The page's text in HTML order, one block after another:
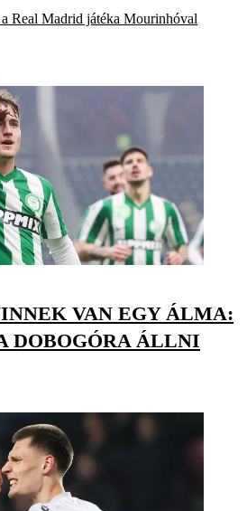
Real Madrid játéka Mourinhóval
VAN EGY ÁLMA:
DOBOGÓRA ÁLLNI